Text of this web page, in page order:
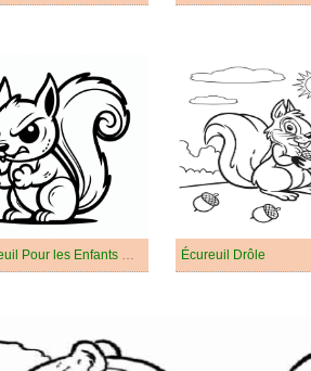
Écureuil Pour les Enfants De 4 An Écureuil Drôle